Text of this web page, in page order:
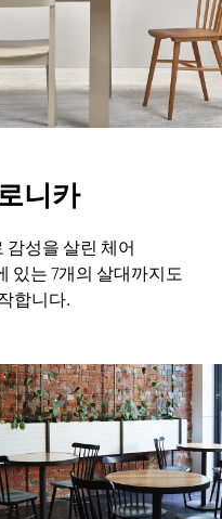
니카
감성을 살린 체어
있는 7개의 살대까지도
합니다.